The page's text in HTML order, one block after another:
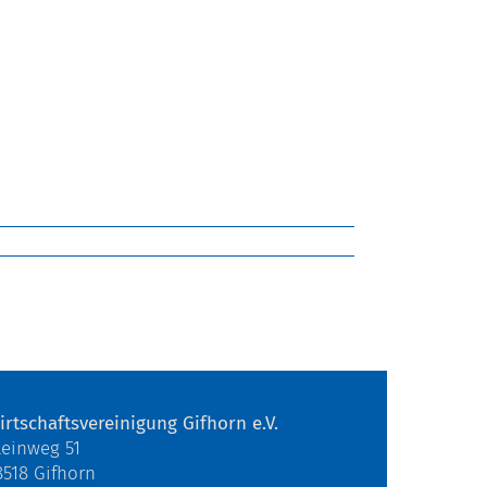
Gifhorn e.V.
51
Gifhorn